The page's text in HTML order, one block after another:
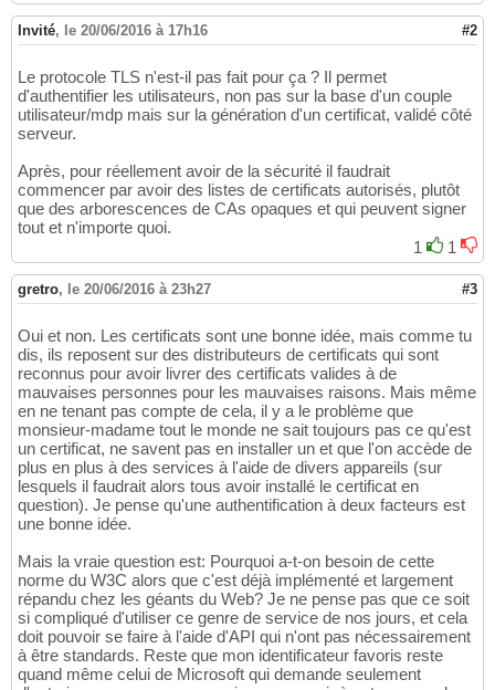
Invité, le 20/06/2016 à 17h16 #2
Le protocole TLS n'est-il pas fait pour ça ? Il permet
d'authentifier les utilisateurs, non pas sur la base d'un couple
utilisateur/mdp mais sur la génération d'un certificat, validé côté
serveur.
Après, pour réellement avoir de la sécurité il faudrait
commencer par avoir des listes de certificats autorisés, plutôt
que des arborescences de CAs opaques et qui peuvent signer
tout et n'importe quoi.
1
1
gretro, le 20/06/2016 à 23h27 #3
Oui et non. Les certificats sont une bonne idée, mais comme tu
dis, ils reposent sur des distributeurs de certificats qui sont
reconnus pour avoir livrer des certificats valides à de
mauvaises personnes pour les mauvaises raisons. Mais même
en ne tenant pas compte de cela, il y a le problème que
monsieur-madame tout le monde ne sait toujours pas ce qu'est
un certificat, ne savent pas en installer un et que l'on accède de
plus en plus à des services à l'aide de divers appareils (sur
lesquels il faudrait alors tous avoir installé le certificat en
question). Je pense qu'une authentification à deux facteurs est
une bonne idée.
Mais la vraie question est: Pourquoi a-t-on besoin de cette
norme du W3C alors que c'est déjà implémenté et largement
répandu chez les géants du Web? Je ne pense pas que ce soit
si compliqué d'utiliser ce genre de service de nos jours, et cela
doit pouvoir se faire à l'aide d'API qui n'ont pas nécessairement
à être standards. Reste que mon identificateur favoris reste
quand même celui de Microsoft qui demande seulement